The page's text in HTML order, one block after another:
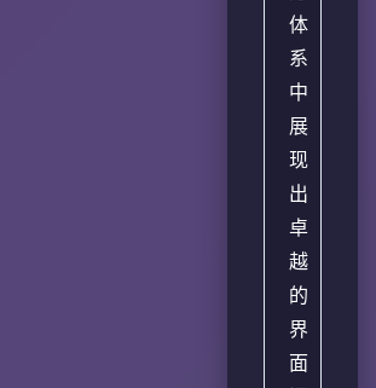
体
系
中
展
现
出
卓
越
的
界
面